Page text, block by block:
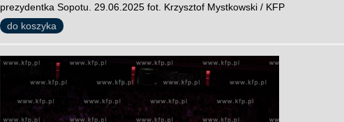
prezydentka Sopotu. 29.06.2025 fot. Krzysztof Mystkowski / KFP
do koszyka